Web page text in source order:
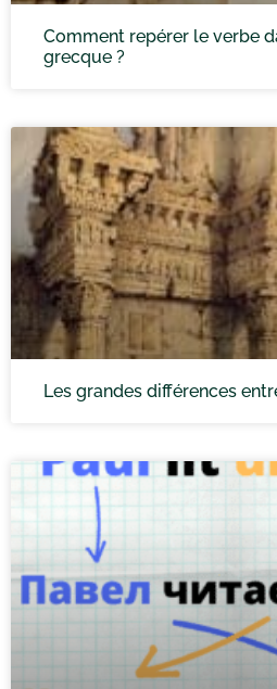
Comment repérer le verbe
grecque ?
Les grandes différences